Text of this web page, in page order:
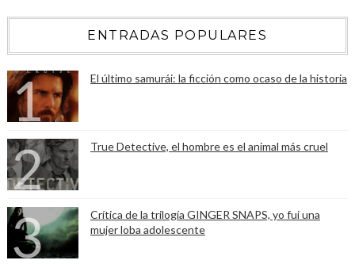
ENTRADAS POPULARES
El último samurái: la ficción como ocaso de la historia
True Detective, el hombre es el animal más cruel
Crítica de la trilogía GINGER SNAPS, yo fui una
mujer loba adolescente